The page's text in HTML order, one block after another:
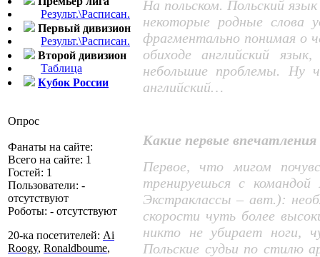
Результ.\Расписан.
Первый дивизион
Результ.\Расписан.
Второй дивизион
Таблица
Кубок России
Опрос
Фанаты на сайте:
Всего на сайте: 1
Гостей: 1
Пользователи: -
отсутствуют
Роботы: - отсутствуют
20-ка посетителей: Ai
Roogy, Ronaldboume,
На польском. Польский
некоторые родные слова
фрагментально понимая о
обиходе английский
небольшие проблемы. Ну
английский…
Какие первые
Первое, что мигом
тренируешься с командой
Экстраклассы – авт.):
скорости чуть более
никто не убирает ноги,
Польские судьи по стилю